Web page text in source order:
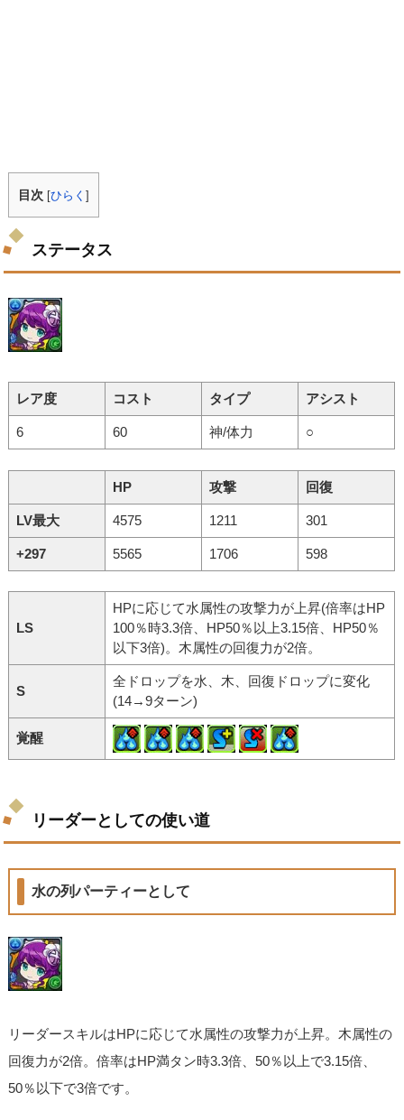
目次 [ひらく]
ステータス
レア度 コスト タイプ アシスト
6 60 神/体力 ○
HP 攻撃 回復
LV最大 4575 1211 301
+297 5565 1706 598
LS
HPに応じて水属性の攻撃力が上昇(倍率はHP
100％時3.3倍、HP50％以上3.15倍、HP50％
以下3倍)。木属性の回復力が2倍。
S
全ドロップを水、木、回復ドロップに変化
(14→9ターン)
覚醒
リーダーとしての使い道
水の列パーティーとして
リーダースキルはHPに応じて水属性の攻撃力が上昇。木属性の
回復力が2倍。倍率はHP満タン時3.3倍、50％以上で3.15倍、
50％以下で3倍です。